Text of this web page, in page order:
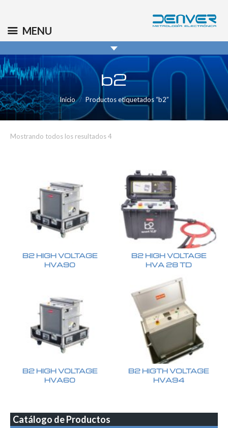
info@denver.es
b2
Inicio Productos etiquetados “b2”
Mostrando todos los resultados 4
B2 HIGH VOLTAGE
HVA90
B2 HIGH VOLTAGE
HVA 28 TD
B2 HIGH VOLTAGE
HVA60
B2 HIGTH VOLTAGE
HVA94
Catálogo de Productos
MENU